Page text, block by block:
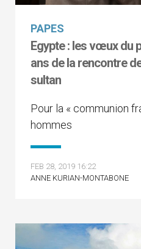
PAPES
Egypte : les vœux du
ans de la rencontre
sultan
Pour la « communion
hommes
FEB 28, 2019 16:22
ANNE KURIAN-MONTABONE